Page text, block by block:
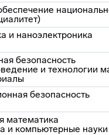
и наноэлектроника
безопасность
и технологии
безопасность
математика
и компьютерные науки